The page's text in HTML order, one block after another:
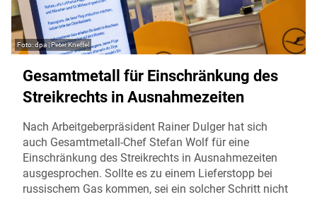
dpa | Peter Kneffel
Gesamtmetall für Einschränkung des
Streikrechts in Ausnahmezeiten
Nach Arbeitgeberpräsident Rainer Dulger hat sich
auch Gesamtmetall-Chef Stefan Wolf für eine
Einschränkung des Streikrechts in Ausnahmezeiten
ausgesprochen. Sollte es zu einem Lieferstopp bei
russischem Gas kommen, sei ein solcher Schritt nicht